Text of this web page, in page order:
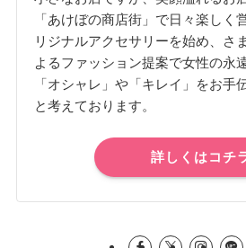
「あけぼの商店街」で日々楽しく
リジナルアクセサリーを始め、さ
よるファッション提案で女性の永
「オシャレ」や「キレイ」をお手
と考えております。
詳しくはコチ